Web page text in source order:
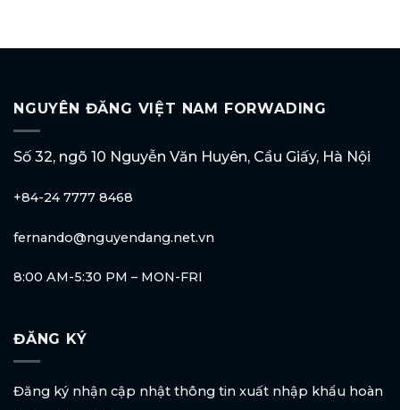
NGUYÊN ĐĂNG VIỆT NAM FORWADING
Số 32, ngõ 10 Nguyễn Văn Huyên, Cầu Giấy, Hà Nội
+84-24 7777 8468
fernando@nguyendang.net.vn
8:00 AM-5:30 PM – MON-FRI
ĐĂNG KÝ
Đăng ký nhận cập nhật thông tin xuất nhập khẩu hoàn